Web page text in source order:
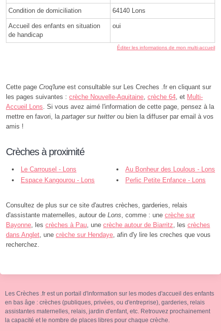
Condition de domiciliation 64140 Lons
Accueil des enfants en situation
de handicap
oui
Éditer les informations de mon multi-accueil
Cette page Croq'lune est consultable sur Les Creches .fr en cliquant sur
les pages suivantes : crèche Nouvelle-Aquitaine, crèche 64, et Multi-
Accueil Lons. Si vous avez aimé l'information de cette page, pensez à la
mettre en favori, la partagersur twitterou bien la diffuser par email à vos
amis !
Crèches à proximité
Le Carrousel - Lons
Au Bonheur des Loulous - Lons
Espace Kangourou - Lons
Perlic Petite Enfance - Lons
Consultez de plus sur ce site d'autres crèches, garderies, relais
d'assistante maternelles, autour de Lons, comme : une crèche sur
Bayonne, les crèches à Pau, une crèche autour de Biarritz, les crèches
dans Anglet, une crèche sur Hendaye, afin d'y lire les creches que vous
recherchez.
Les Crèches .fr est un portail d'information sur les modes d'accueil des enfants
en bas âge : crèches (publiques, privées, ou d'entreprise), garderies, relais
assistantes maternelles, relais, jardin d'enfant, etc. Retrouvez prochainement
la capacité et le nombre de places libres pour chaque crèche.